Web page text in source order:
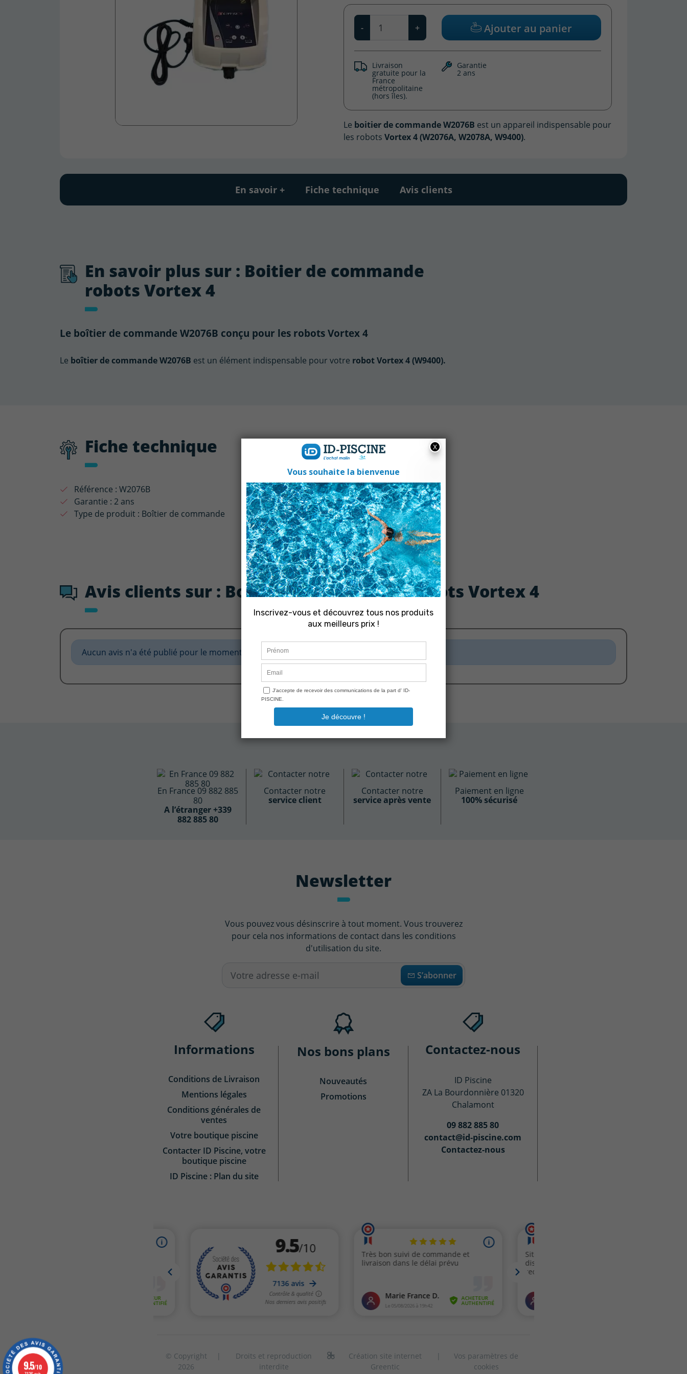
Qté
- + Ajouter au panier
Livraison
gratuite pour la
France
métropolitaine
(hors îles).
Garantie
2 ans
Le boitier de commande W2076B est un appareil indispensable pour
les robots Vortex 4 (W2076A, W2078A, W9400).
En savoir + Fiche technique Avis clients
En savoir plus sur : Boitier de commande
robots Vortex 4
Le boîtier de commande W2076B conçu pour les robots Vortex 4
Le boîtier de commande W2076B est un élément indispensable pour votre robot Vortex 4 (W9400).
Fiche technique
Référence : W2076B
Garantie : 2 ans
Type de produit : Boîtier de commande
Avis clients sur : Boitier de commande robots Vortex 4
Aucun avis n'a été publié pour le moment.
En France 09 882 885
80
A l’étranger +339
882 885 80
Contacter notre
service client
Contacter notre
service après vente
Paiement en ligne
100% sécurisé
Newsletter
Vous pouvez vous désinscrire à tout moment. Vous trouverez
pour cela nos informations de contact dans les conditions
d'utilisation du site.
S’abonner
Informations
Conditions de Livraison
Mentions légales
Conditions générales de
ventes
Votre boutique piscine
Contacter ID Piscine, votre
boutique piscine
ID Piscine : Plan du site
Nos bons plans
Nouveautés
Promotions
Contactez-nous
ID Piscine
ZA La Bourdonnière 01320
Chalamont
09 882 885 80
contact@id-piscine.com
Contactez-nous
© Copyright
2026
|
Droits et reproduction
interdite
Création site internet
Greentic
|
Vos paramètres de
cookies
9.5/10